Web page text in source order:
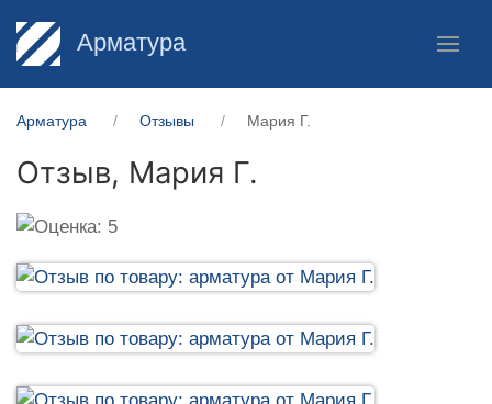
Арматура
Арматура Отзывы Мария Г.
Отзыв, Мария Г.